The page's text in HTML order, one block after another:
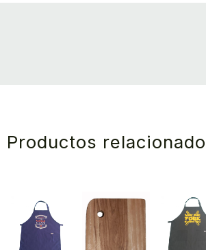
Productos